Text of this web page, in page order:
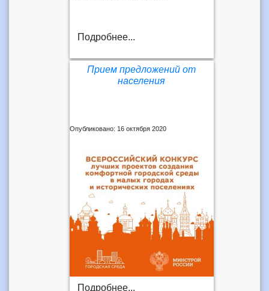
Подробнее...
Прием предложений от
населения
Опубликовано: 16 октября 2020
Подробнее...